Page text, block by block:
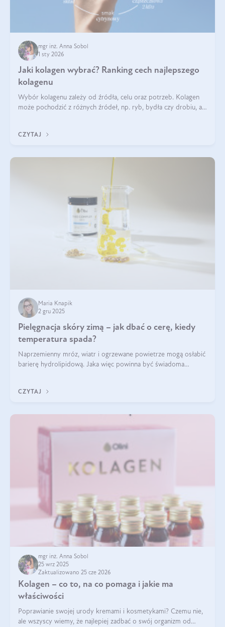
mgr inż. Anna Sobol
1 sty 2026
Jaki kolagen wybrać? Ranking cech najlepszego
kolagenu
Wybór kolagenu zależy od źródła, celu oraz potrzeb. Kolagen
może pochodzić z różnych źródeł, np. ryb, bydła czy drobiu, a
bydlęcy.
CZYTAJ
Maria Knapik
2 gru 2025
Pielęgnacja skóry zimą – jak dbać o cerę, kiedy
temperatura spada?
Naprzemienny mróz, wiatr i ogrzewane powietrze mogą osłabić
barierę hydrolipidową. Jaka więc powinna być świadoma
CZYTAJ
mgr inż. Anna Sobol
25 wrz 2025
Zaktualizowano 25 cze 2026
Kolagen – co to, na co pomaga i jakie ma
właściwości
Poprawianie swojej urody kremami i kosmetykami? Czemu nie,
ale wszyscy wiemy, że najlepiej zadbać o swój organizm od